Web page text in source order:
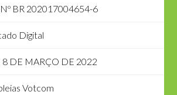
BR 202017004654-6
Digital
8 DE MARÇO DE 2022
Votcom